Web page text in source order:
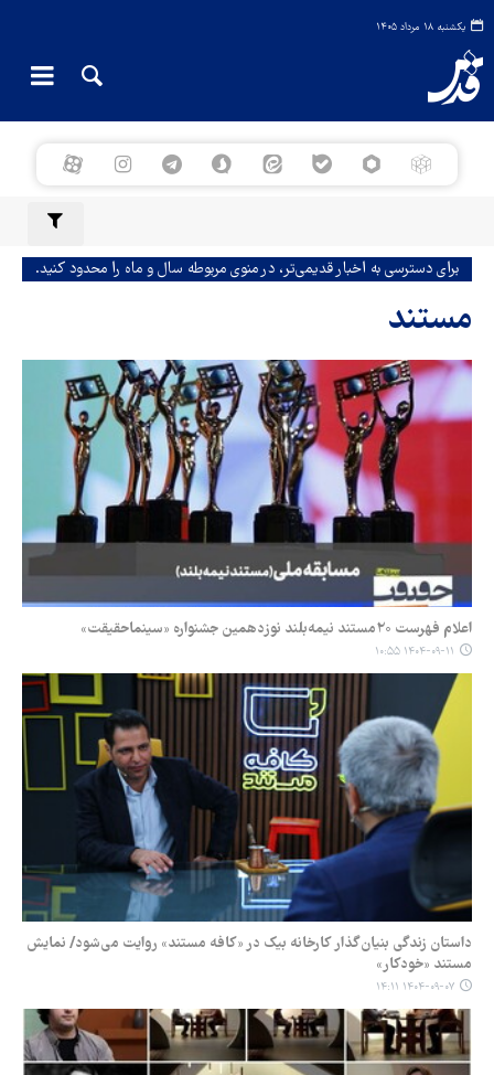
یکشنبه ۱۸ مرداد ۱۴۰۵
برای دسترسی به اخبار قدیمی‌تر، در منوی مربوطه سال و ماه را محدود کنید.
مستند
اعلام فهرست ۲۰مستند نیمه‌بلند نوزدهمین جشنواره «سینماحقیقت»
۱۴۰۴-۰۹-۱۱ ۱۰:۵۵
داستان زندگی بنیان‌گذار کارخانه بیک در «کافه مستند» روایت می‌شود/ نمایش
مستند «خودکار»
۱۴۰۴-۰۹-۰۷ ۱۴:۱۱